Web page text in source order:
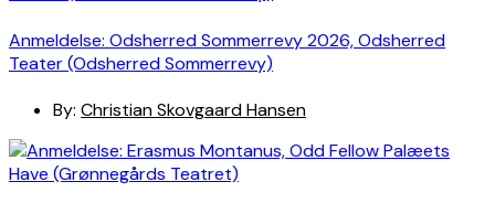
Anmeldelse: Odsherred Sommerrevy 2026, Odsherred
Teater (Odsherred Sommerrevy)
By: Christian Skovgaard Hansen